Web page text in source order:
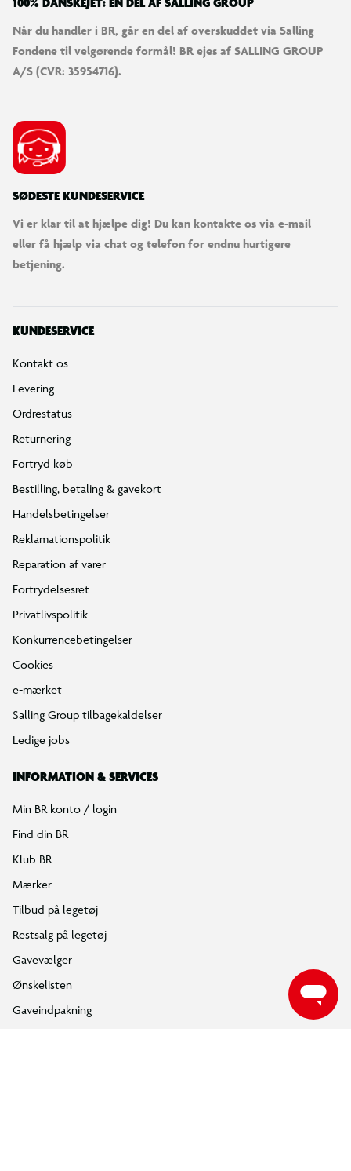
Kontakt os
Levering
Ordrestatus
Bestilling, betaling & gavekort
Handelsbetingelser
Fortrydelsesret
Privatlivspolitik
e-mærket
Salling Group tilbagekaldelser
Ledige jobs
Min BR konto / login
Find din BR
Klub BR
Mærker
Tilbud på legetøj
Restsalg på legetøj
Gavevælger
Ønskelisten
Gaveindpakning
Katalog
Events
Click&Collect
Gavekort
Om BR
Følg BR på Facebook
Følg BR på Instagram
Følg BR på Youtube
ÅBNINGSTIDER